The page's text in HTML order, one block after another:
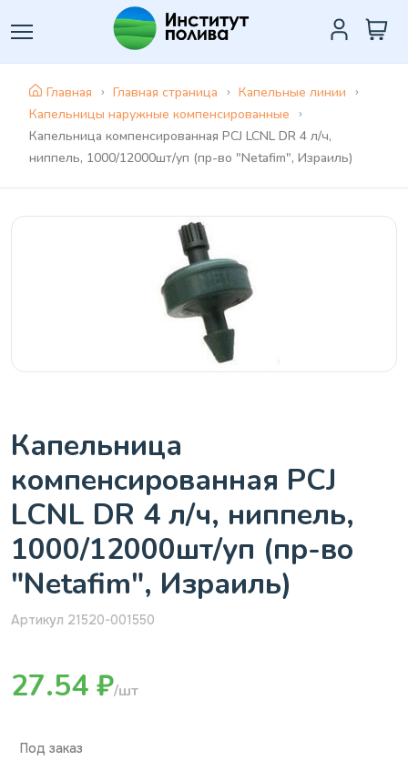
Главная Главная страница
Капельные линии
Капельницы наружные компенсированные
Капельница компенсированная PCJ LCNL DR 4 л/ч,
ниппель, 1000/12000шт/уп (пр-во "Netafim", Израиль)
Капельница
компенсированная PCJ
LCNL DR 4 л/ч, ниппель,
1000/12000шт/уп (пр-во
"Netafim", Израиль)
Артикул 21520-001550
27.54 ₽/шт
Под заказ